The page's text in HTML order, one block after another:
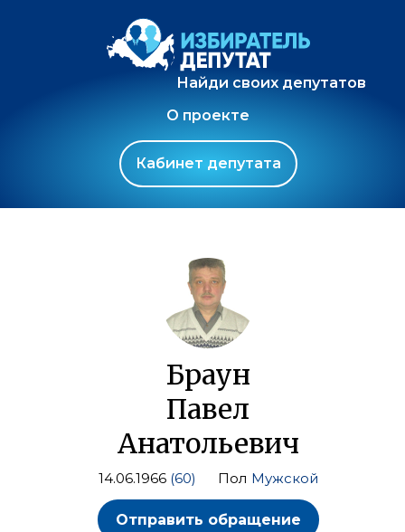
Найди своих депутатов
О проекте
Кабинет депутата
Браун
Павел
Анатольевич
14.06.1966 (60) Пол Мужской
Отправить обращение